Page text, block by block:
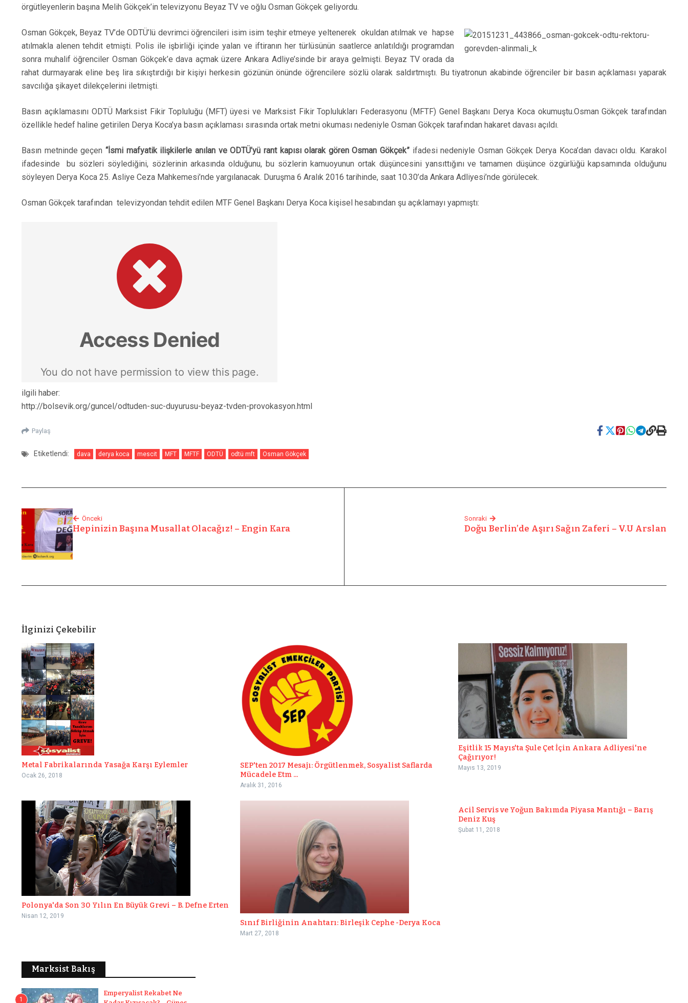
örgütleyenlerin başına Melih Gökçek’in televizyonu Beyaz TV ve oğlu Osman Gökçek geliyordu.
Osman Gökçek, Beyaz TV’de ODTÜ’lü devrimci öğrencileri isim isim teşhir etmeye yeltenerek okuldan atılmak ve hapse
atılmakla alenen tehdit etmişti. Polis ile işbirliği içinde yalan ve iftiranın her türlüsünün saatlerce anlatıldığı programdan
sonra muhalif öğrenciler Osman Gökçek’e dava açmak üzere Ankara Adliye’sinde bir araya gelmişti. Beyaz TV orada da
rahat durmayarak eline beş lira sıkıştırdığı bir kişiyi herkesin gözünün önünde öğrencilere sözlü olarak saldırtmıştı. Bu tiyatronun akabinde öğrenciler bir basın açıklaması yaparak
savcılığa şikayet dilekçelerini iletmişti.
Basın açıklamasını ODTÜ Marksist Fikir Topluluğu (MFT) üyesi ve Marksist Fikir Toplulukları Federasyonu (MFTF) Genel Başkanı Derya Koca okumuştu.Osman Gökçek tarafından
özellikle hedef haline getirilen Derya Koca’ya basın açıklaması sırasında ortak metni okuması nedeniyle Osman Gökçek tarafından hakaret davası açıldı.
Basın metninde geçen “İsmi mafyatik ilişkilerle anılan ve ODTÜ’yü rant kapısı olarak gören Osman Gökçek” ifadesi nedeniyle Osman Gökçek Derya Koca’dan davacı oldu. Karakol
ifadesinde bu sözleri söylediğini, sözlerinin arkasında olduğunu, bu sözlerin kamuoyunun ortak düşüncesini yansıttığını ve tamamen düşünce özgürlüğü kapsamında olduğunu
söyleyen Derya Koca 25. Asliye Ceza Mahkemesi’nde yargılanacak. Duruşma 6 Aralık 2016 tarihinde, saat 10.30’da Ankara Adliyesi’nde görülecek.
Osman Gökçek tarafından televizyondan tehdit edilen MTF Genel Başkanı Derya Koca kişisel hesabından şu açıklamayı yapmıştı:
ilgili haber:
http://bolsevik.org/guncel/odtuden-suc-duyurusu-beyaz-tvden-provokasyon.html
Paylaş
Etiketlendi: dava derya koca mescit MFT MFTF ODTÜ odtü mft Osman Gökçek
Önceki
Hepinizin Başına Musallat Olacağız! – Engin Kara
Sonraki
Doğu Berlin’de Aşırı Sağın Zaferi – V.U Arslan
İlginizi Çekebilir
Metal Fabrikalarında Yasağa Karşı Eylemler
Ocak 26, 2018
SEP'ten 2017 Mesajı: Örgütlenmek, Sosyalist Saflarda
Mücadele Etm ...
Aralık 31, 2016
Eşitlik 15 Mayıs'ta Şule Çet İçin Ankara Adliyesi'ne
Çağırıyor!
Mayıs 13, 2019
Polonya'da Son 30 Yılın En Büyük Grevi – B. Defne Erten
Nisan 12, 2019
Sınıf Birliğinin Anahtarı: Birleşik Cephe -Derya Koca
Mart 27, 2018
Acil Servis ve Yoğun Bakımda Piyasa Mantığı – Barış
Deniz Kuş
Şubat 11, 2018
Marksist Bakış
1
Emperyalist Rekabet Ne